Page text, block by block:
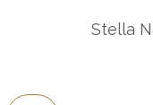
Stella